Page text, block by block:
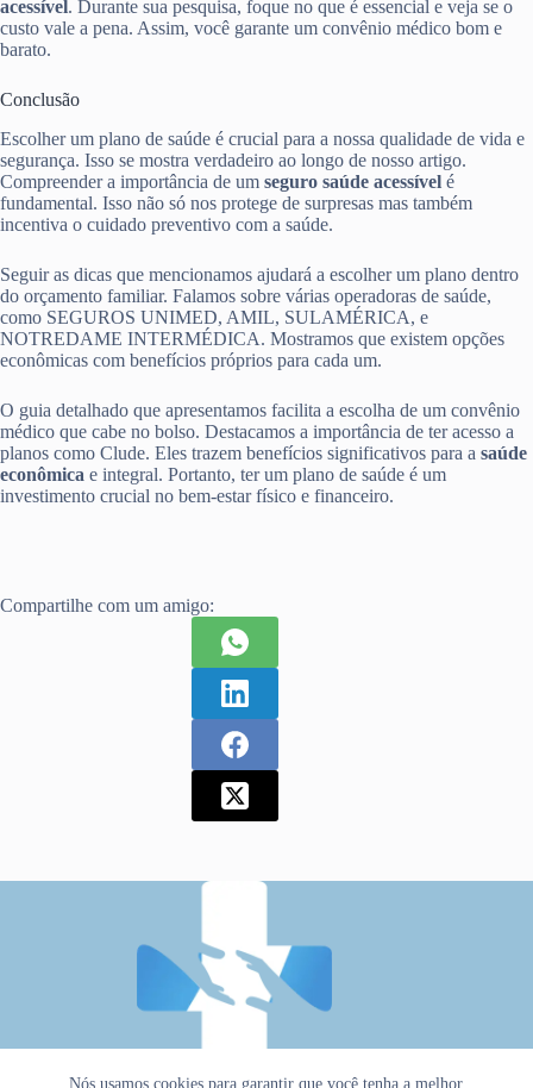
Nós usamos cookies para garantir que você tenha a melhor
acessível. Durante sua pesquisa, foque no que é essencial e veja se o
custo vale a pena. Assim, você garante um convênio médico bom e
barato.
Conclusão
Escolher um plano de saúde é crucial para a nossa qualidade de vida e
segurança. Isso se mostra verdadeiro ao longo de nosso artigo.
Compreender a importância de um seguro saúde acessível é
fundamental. Isso não só nos protege de surpresas mas também
incentiva o cuidado preventivo com a saúde.
Seguir as dicas que mencionamos ajudará a escolher um plano dentro
do orçamento familiar. Falamos sobre várias operadoras de saúde,
como SEGUROS UNIMED, AMIL, SULAMÉRICA, e
NOTREDAME INTERMÉDICA. Mostramos que existem opções
econômicas com benefícios próprios para cada um.
O guia detalhado que apresentamos facilita a escolha de um convênio
médico que cabe no bolso. Destacamos a importância de ter acesso a
planos como Clude. Eles trazem benefícios significativos para a saúde
econômica e integral. Portanto, ter um plano de saúde é um
investimento crucial no bem-estar físico e financeiro.
Compartilhe com um amigo: